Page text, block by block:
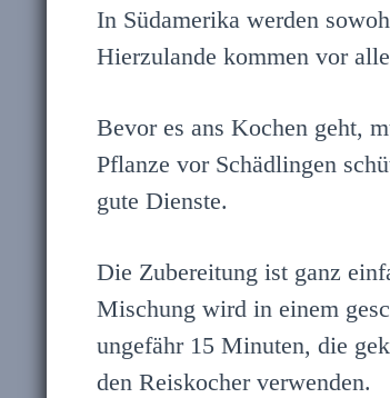
In Südamerika werden
Hierzulande kommen vor
Bevor es ans Kochen geht,
Pflanze vor Schädlingen
gute Dienste.
Die Zubereitung ist ganz
Mischung wird in einem
ungefähr 15 Minuten, die
den Reiskocher verwenden.